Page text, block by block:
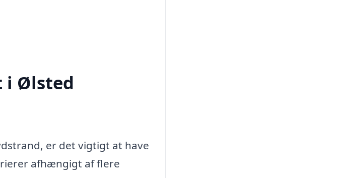
i Ølsted
er det vigtigt at have
afhængigt af flere